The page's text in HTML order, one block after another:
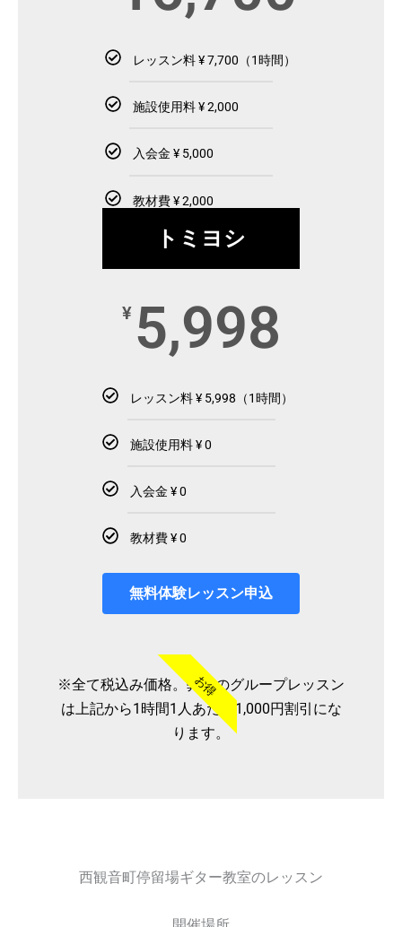
レッスン料 ¥ 7,700（1時間）
施設使用料 ¥ 2,000
入会金 ¥ 5,000
教材費 ¥ 2,000
トミヨシ
¥ 5,998
レッスン料 ¥ 5,998（1時間）
施設使用料 ¥ 0
入会金 ¥ 0
教材費 ¥ 0
無料体験レッスン申込
お得
※全て税込み価格。弊社のグループレッスン
は上記から1時間1人あたり1,000円割引にな
ります。
西観音町停留場ギター教室のレッスン